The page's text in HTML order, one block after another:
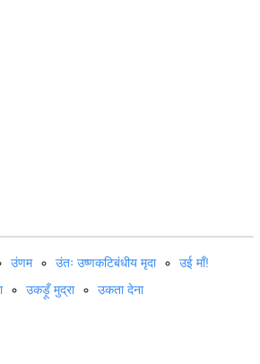
उंणम उंतः उष्णकटिबंधीय मृदा
उई माँ!
उकड़ूँ मुद्रा उकता देना